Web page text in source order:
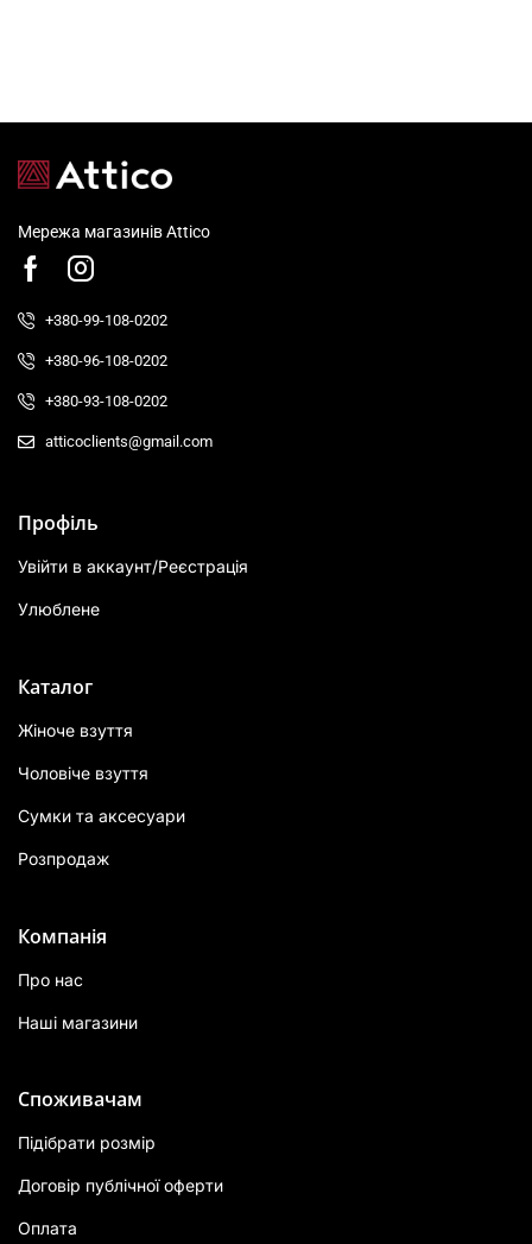
Мережа магазинів Attico
+380-99-108-0202
+380-96-108-0202
+380-93-108-0202
atticoclients@gmail.com
Профіль
Увійти в аккаунт/Реєстрація
Улюблене
Каталог
Жіноче взуття
Чоловіче взуття
Сумки та аксесуари
Розпродаж
Компанія
Про нас
Наші магазини
Споживачам
Підібрати розмір
Договір публічної оферти
Оплата